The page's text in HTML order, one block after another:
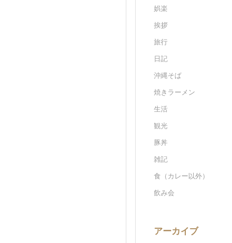
娯楽
挨拶
旅行
日記
沖縄そば
焼きラーメン
生活
観光
豚丼
雑記
食（カレー以外）
飲み会
アーカイブ